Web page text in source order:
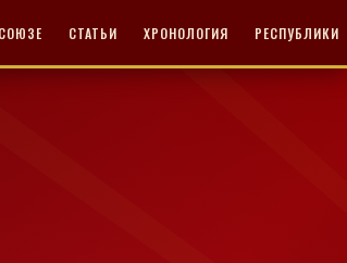
СТАТЬИ ХРОНОЛОГИЯ РЕСПУБЛИКИ